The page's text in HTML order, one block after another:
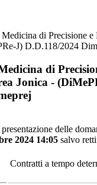
di Precisione e
J) D.D.118/2024
di
Jonica -
delle
2024 14:05 salvo
Contratti a tempo